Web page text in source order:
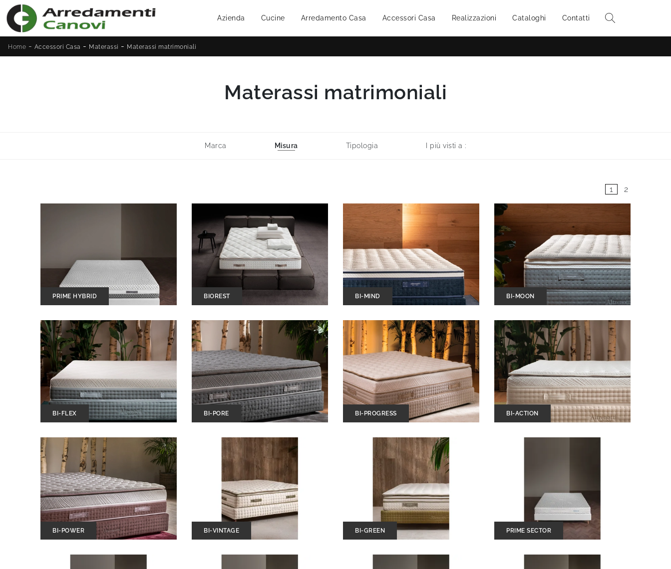
Azienda Cucine Arredamento Casa Accessori Casa Realizzazioni Cataloghi Contatti
Home - Accessori Casa - Materassi - Materassi matrimoniali
Materassi matrimoniali
Marca Misura Tipologia I più visti a :
1 2
PRIME HYBRID BIOREST BI-MIND BI-MOON
BI-FLEX BI-PORE BI-PROGRESS BI-ACTION
BI-POWER BI-VINTAGE BI-GREEN PRIME SECTOR